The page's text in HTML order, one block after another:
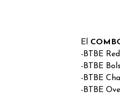
El
-BTBE
-BTBE
-BTBE
-BTBE